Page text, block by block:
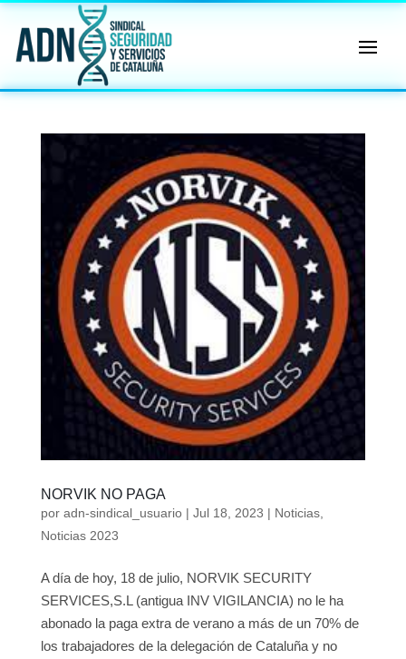
NORVIK NO PAGA
por adn-sindical_usuario| Jul 18, 2023 | Noticias,
Noticias 2023
A día de hoy, 18 de julio, NORVIK SECURITY
SERVICES,S.L (antigua INV VIGILANCIA) no le ha
abonado la paga extra de verano a más de un 70% de
los trabajadores de la delegación de Cataluña y no
✖
Sindical
ℹ️ Consulta General a Sede (Email)
⚖️ Dpto. Jurídico y Abogados (Email)
🤖 Dudas Rápidas del Convenio (IA)
📊 Herramienta: Tabla Salarial PDF
📄 Herramienta: Generador Plantillas
✊ Trámite: Afiliarse al Sindicato
📍 Info: Horarios y Contacto Sede